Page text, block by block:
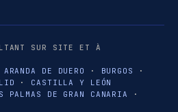
SUR SITE ET À
ARANDA DE DUERO · BURGOS
·
· CASTILLA Y LEÓN
PALMAS DE GRAN CANARIA
·